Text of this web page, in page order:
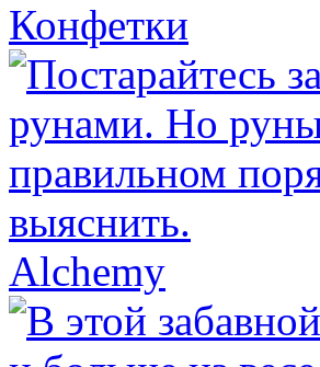
Конфетки
Alchemy